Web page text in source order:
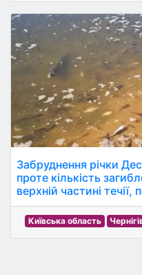
Забруднення річки
проте кількість
верхній частині
Київська область